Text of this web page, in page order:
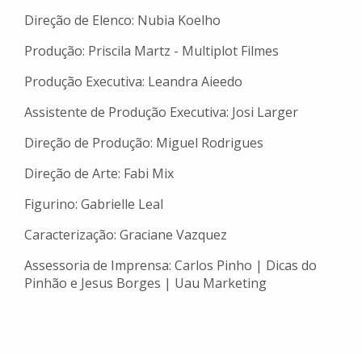
Direção de Elenco: Nubia Koelho
Produção: Priscila Martz - Multiplot Filmes
Produção Executiva: Leandra Aieedo
Assistente de Produção Executiva: Josi Larger
Direção de Produção: Miguel Rodrigues
Direção de Arte: Fabi Mix
Figurino: Gabrielle Leal
Caracterização: Graciane Vazquez
Assessoria de Imprensa: Carlos Pinho | Dicas do
Pinhão e Jesus Borges | Uau Marketing